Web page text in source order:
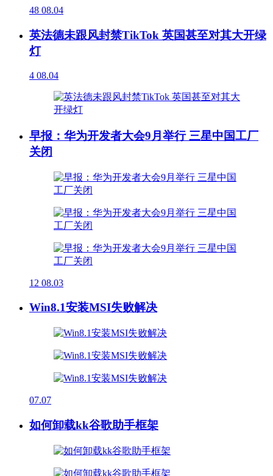
48 08.04
英法德未跟风封禁TikTok 英国甚至对其大开绿
灯
4 08.04
早报：华为开发者大会9月举行 三星中国工厂
关闭
12 08.03
Win8.1安装MSI失败解决
07.07
如何卸载kk谷歌助手框架